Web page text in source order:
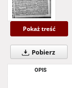
Pokaż treść
Pobierz
OPIS